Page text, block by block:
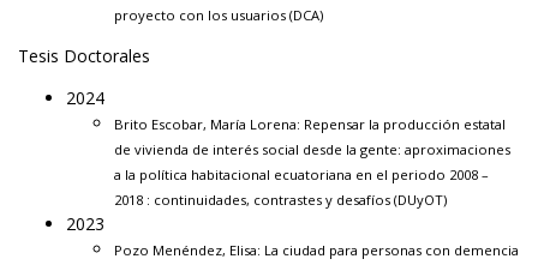
proyecto con los usuarios (DCA)
Tesis Doctorales
2024
Brito Escobar, María Lorena: Repensar la producción estatal
de vivienda de interés social desde la gente: aproximaciones
a la política habitacional ecuatoriana en el periodo 2008 –
2018 : continuidades, contrastes y desafíos (DUyOT)
2023
Pozo Menéndez, Elisa: La ciudad para personas con demencia